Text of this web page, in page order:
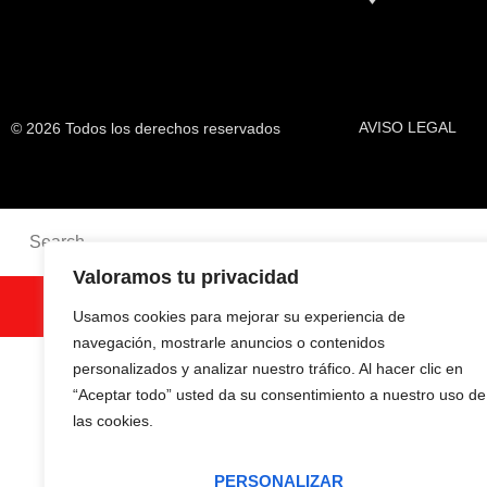
Valoramos tu privacidad
Usamos cookies para mejorar su experiencia de
navegación, mostrarle anuncios o contenidos
personalizados y analizar nuestro tráfico. Al hacer clic en
“Aceptar todo” usted da su consentimiento a nuestro uso de
las cookies.
PERSONALIZAR
© 2026 Todos los derechos reservados AVISO LEGAL
SEARCH